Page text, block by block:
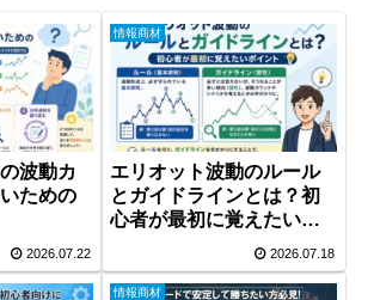
波動カ
ための
2026.07.22
情報商材
エリオット波動のルール
とガイドラインとは？初
心者が最初に覚えたいポ
2026.07.18
情報商材